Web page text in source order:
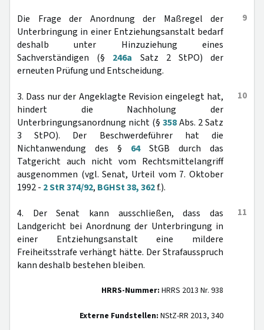
9
Die Frage der Anordnung der Maßregel der
Unterbringung in einer Entziehungsanstalt bedarf
deshalb unter Hinzuziehung eines
Sachverständigen (§ 246a Satz 2 StPO) der
erneuten Prüfung und Entscheidung.
10
3. Dass nur der Angeklagte Revision eingelegt hat,
hindert die Nachholung der
Unterbringungsanordnung nicht (§ 358Abs. 2 Satz
3 StPO). Der Beschwerdeführer hat die
Nichtanwendung des § 64StGB durch das
Tatgericht auch nicht vom Rechtsmittelangriff
ausgenommen (vgl. Senat, Urteil vom 7. Oktober
1992 - 2 StR 374/92, BGHSt 38, 362f.).
11
4. Der Senat kann ausschließen, dass das
Landgericht bei Anordnung der Unterbringung in
einer Entziehungsanstalt eine mildere
Freiheitsstrafe verhängt hätte. Der Strafausspruch
kann deshalb bestehen bleiben.
HRRS-Nummer: HRRS 2013 Nr. 938
Externe Fundstellen: NStZ-RR 2013, 340